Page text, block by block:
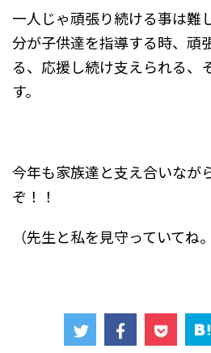
一人じゃ頑張り続ける事は難
分が子供達を指導する時、頑
る、応援し続け支えられる、
す。
今年も家族達と支え合いなが
ぞ！！
（先生と私を見守っていてね。